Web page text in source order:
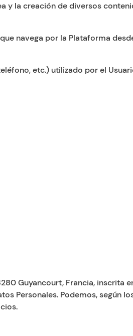
y la creación de diversos
navega por la Plataforma
etc.) utilizado por el
Guyancourt, Francia, inscrita
Personales. Podemos, según